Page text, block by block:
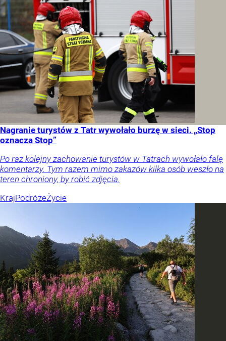
Nagranie turystów z Tatr wywołało burzę w sieci. „Stop
oznacza Stop”
Po raz kolejny zachowanie turystów w Tatrach wywołało falę
komentarzy. Tym razem mimo zakazów kilka osób weszło na
teren chroniony, by robić zdjęcia.
KrajPodróżeŻycie